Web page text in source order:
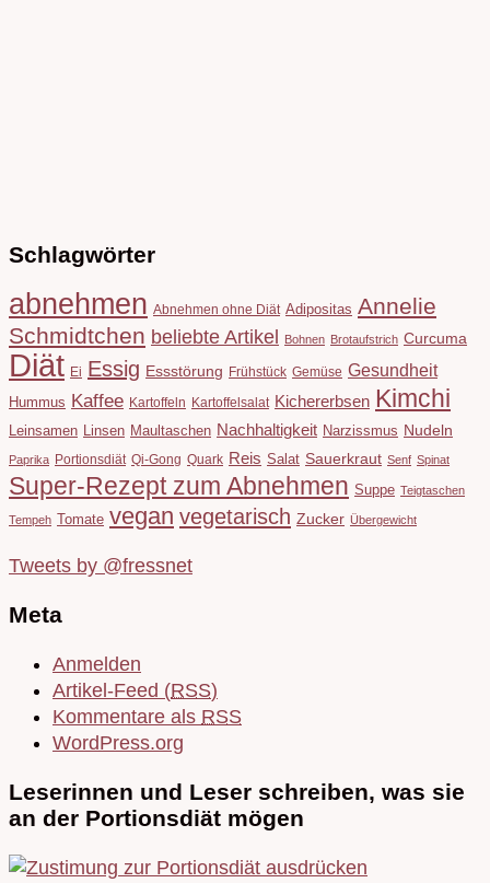
Schlagwörter
abnehmen Abnehmen ohne Diät Adipositas Annelie
Schmidtchen beliebte Artikel Bohnen Brotaufstrich Curcuma
Diät Ei Essig Essstörung Frühstück Gemüse Gesundheit
Hummus Kaffee Kartoffeln Kartoffelsalat Kichererbsen Kimchi
Leinsamen Linsen Maultaschen Nachhaltigkeit Narzissmus Nudeln
Paprika Portionsdiät Qi-Gong Quark Reis Salat Sauerkraut Senf Spinat
Super-Rezept zum Abnehmen Suppe Teigtaschen
Tempeh Tomate vegan vegetarisch Zucker Übergewicht
Tweets by @fressnet
Meta
Anmelden
Artikel-Feed (RSS)
Kommentare als RSS
WordPress.org
Leserinnen und Leser schreiben, was sie
an der Portionsdiät mögen